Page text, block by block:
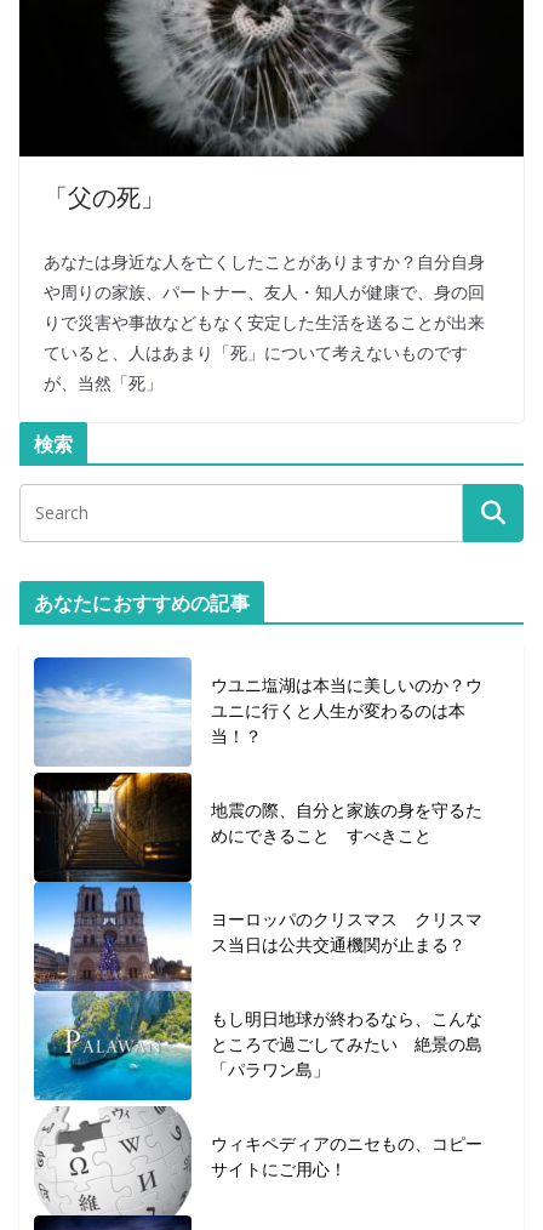
「父の死」
あなたは身近な人を亡くしたことがありますか？自分自身
や周りの家族、パートナー、友人・知人が健康で、身の回
りで災害や事故などもなく安定した生活を送ることが出来
ていると、人はあまり「死」について考えないものです
が、当然「死」
検索
あなたにおすすめの記事
ウユニ塩湖は本当に美しいのか？ウ
ユニに行くと人生が変わるのは本
当！？
地震の際、自分と家族の身を守るた
めにできること すべきこと
ヨーロッパのクリスマス クリスマ
ス当日は公共交通機関が止まる？
もし明日地球が終わるなら、こんな
ところで過ごしてみたい 絶景の島
「パラワン島」
ウィキペディアのニセもの、コピー
サイトにご用心！